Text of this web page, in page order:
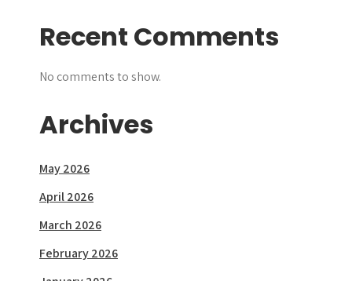
Recent Comments
No comments to show.
Archives
May 2026
April 2026
March 2026
February 2026